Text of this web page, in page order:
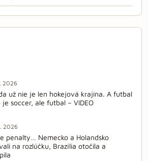
2026
už nie je len hokejová krajina. A futbal
je soccer, ale futbal – VIDEO
2026
penalty… Nemecko a Holandsko
na rozlúčku, Brazília otočila a